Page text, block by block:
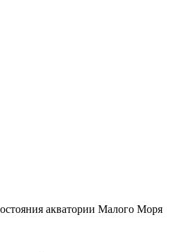
акватории Малого Моря